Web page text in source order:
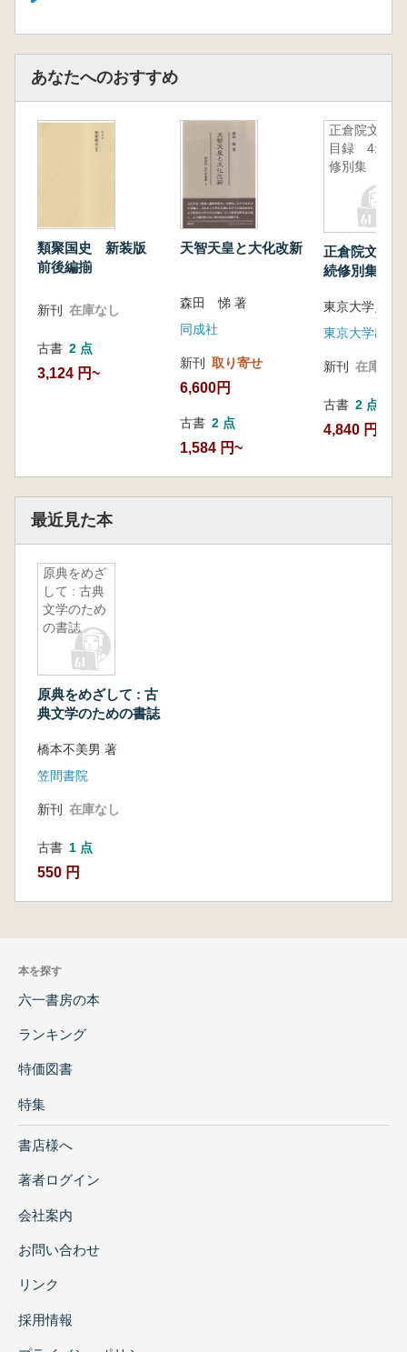
あなたへのおすすめ
類聚国史 新装版
前後編揃
新刊 在庫なし
古書 2 点
3,124 円~
天智天皇と大化改新
森田 悌 著
同成社
新刊 取り寄せ
6,600円
古書 2 点
1,584 円~
正倉院文書
目録 4:続
修別集
正倉院文書
続修別集
東京大学史料
東京大学出版
新刊 在庫なし
古書 2 点
4,840 円~
最近見た本
原典をめざ
して : 古典
文学のため
の書誌
原典をめざして : 古
典文学のための書誌
橋本不美男 著
笠間書院
新刊 在庫なし
古書 1 点
550 円
本を探す
六一書房の本
ランキング
特価図書
特集
書店様へ
著者ログイン
会社案内
お問い合わせ
リンク
採用情報